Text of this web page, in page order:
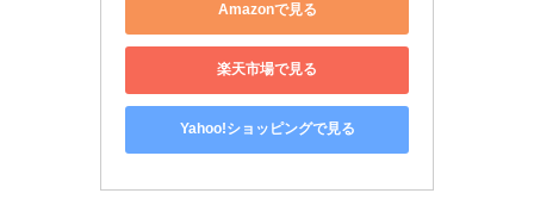
Amazonで見る
楽天市場で見る
Yahoo!ショッピングで見る